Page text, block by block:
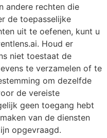
andere rechten die
de toepasselijke
uit te oefenen, kunt u
. Houd er
niet toestaat de
te verzamelen of te
om dezelfde
de vereiste
geen toegang hebt
van de diensten
opgevraagd.